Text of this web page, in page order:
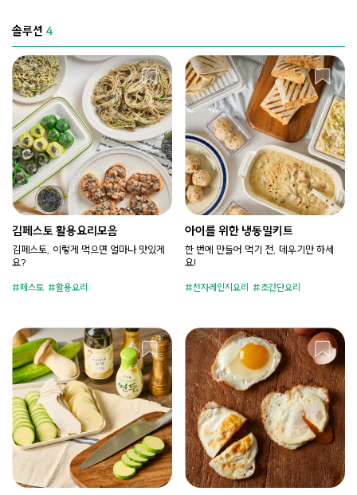
솔루션 4
김페스토 활용요리모음
김페스토, 이렇게 먹으면 얼마나 맛있게
요?
페스토 활용요리
아이를 위한 냉동밀키트
한 번에 만들어 먹기 전, 데우기만 하세
요!
전자레인지요리 초간단요리